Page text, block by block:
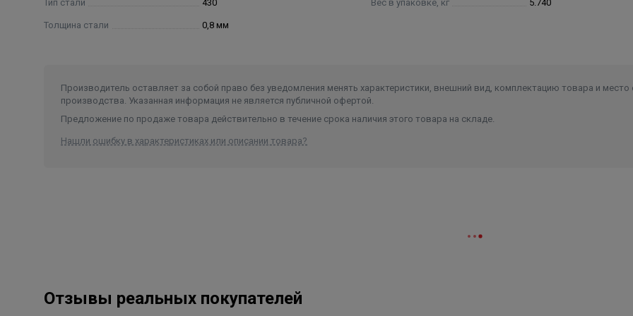
Тип стали 430
Толщина стали 0,8 мм
Вес в упаковке, кг 5.740
Производитель оставляет за собой право без уведомления менять характеристики, внешний вид, комплектацию товара и место
производства. Указанная информация не является публичной офертой.
Предложение по продаже товара действительно в течение срока наличия этого товара на складе.
Нашли ошибку в характеристиках или описании товара?
Отзывы реальных покупателей